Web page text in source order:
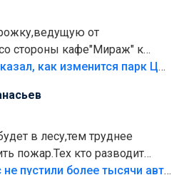
от
стороны кафе"Мираж" к
то бордюры
еще,видимо,часть
Глава Тольятти рассказал, как изменится парк Центрального района
в лесу,тем труднее
пожар.Тех кто разводит
штрафовать.Камер полно
В тольяттинский лес не пустили более тысячи автомобилей